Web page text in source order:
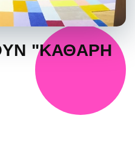
"ΚΑΘΑΡΗ